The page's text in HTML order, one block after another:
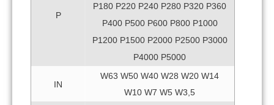
P
P180 P220 P240 P280 P320 P360
P400 P500 P600 P800 P1000
P1200 P1500 P2000 P2500 P3000
P4000 P5000
IN
W63 W50 W40 W28 W20 W14
W10 W7 W5 W3,5